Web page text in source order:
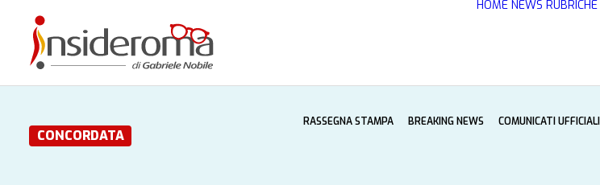
HOME NEWS RUBRICHE
CONCORDATA
RASSEGNA STAMPA BREAKING NEWS COMUNICATI UFFICIALI